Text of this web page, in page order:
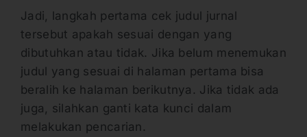
Jadi, langkah pertama cek judul jurnal
tersebut apakah sesuai dengan yang
dibutuhkan atau tidak. Jika belum menemukan
judul yang sesuai di halaman pertama bisa
beralih ke halaman berikutnya. Jika tidak ada
juga, silahkan ganti kata kunci dalam
melakukan pencarian.